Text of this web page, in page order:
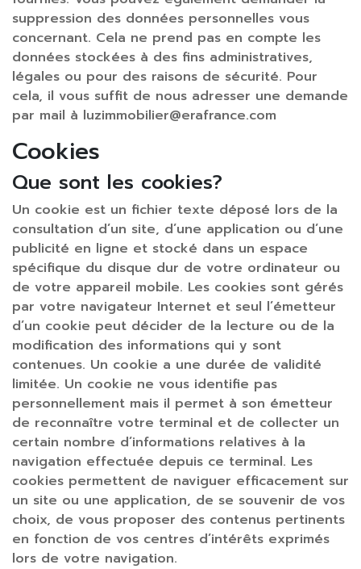
suppression des données personnelles vous
concernant. Cela ne prend pas en compte les
données stockées à des fins administratives,
légales ou pour des raisons de sécurité. Pour
cela, il vous suffit de nous adresser une demande
par mail à luzimmobilier@erafrance.com
Cookies
Que sont les cookies?
Un cookie est un fichier texte déposé lors de la
consultation d’un site, d’une application ou d’une
publicité en ligne et stocké dans un espace
spécifique du disque dur de votre ordinateur ou
de votre appareil mobile. Les cookies sont gérés
par votre navigateur Internet et seul l’émetteur
d’un cookie peut décider de la lecture ou de la
modification des informations qui y sont
contenues. Un cookie a une durée de validité
limitée. Un cookie ne vous identifie pas
personnellement mais il permet à son émetteur
de reconnaître votre terminal et de collecter un
certain nombre d’informations relatives à la
navigation effectuée depuis ce terminal. Les
cookies permettent de naviguer efficacement sur
un site ou une application, de se souvenir de vos
choix, de vous proposer des contenus pertinents
en fonction de vos centres d’intérêts exprimés
lors de votre navigation.